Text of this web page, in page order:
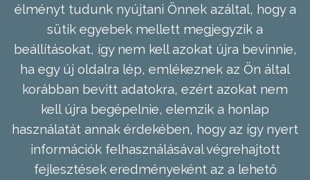
élményt tudunk nyújtani Önnek azáltal, hogy a
sütik egyebek mellett megjegyzik a
beállításokat, így nem kell azokat újra bevinnie,
ha egy új oldalra lép, emlékeznek az Ön által
korábban bevitt adatokra, ezért azokat nem
kell újra begépelnie, elemzik a honlap
használatát annak érdekében, hogy az így nyert
információk felhasználásával végrehajtott
fejlesztések eredményeként az a lehető